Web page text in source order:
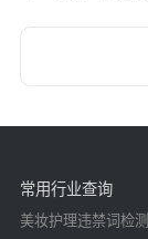
常用行业查询
美妆护理违禁词检测